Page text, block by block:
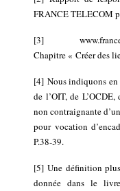
FRANCE TELECOM
[3]
Chapitre « Créer des
[4] Nous indiquons
de l’OIT, de
non contraignante
pour vocation
P.38-39.
[5]Une définition
donnée dans le